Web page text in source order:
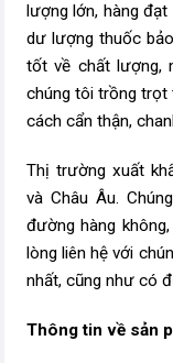
lượng lớn, hàng
dư lượng thuốc
tốt về chất lượng,
chúng tôi trồng trọt
cách cẩn thận,
Thị trường xuất
và Châu Âu.
đường hàng
lòng liên hệ với
nhất, cũng như có
Thông tin về sản